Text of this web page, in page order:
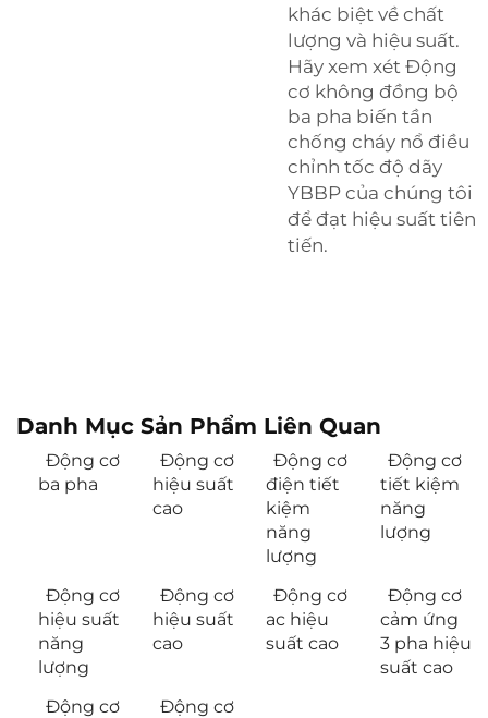
khác biệt về chất
lượng và hiệu suất.
Hãy xem xét Động
cơ không đồng bộ
ba pha biến tần
chống cháy nổ điều
chỉnh tốc độ dãy
YBBP của chúng tôi
để đạt hiệu suất tiên
tiến.
Danh Mục Sản Phẩm Liên Quan
Động cơ
ba pha
Động cơ
hiệu suất
cao
Động cơ
điện tiết
kiệm
năng
lượng
Động cơ
tiết kiệm
năng
lượng
Động cơ
hiệu suất
năng
lượng
Động cơ
hiệu suất
cao
Động cơ
ac hiệu
suất cao
Động cơ
cảm ứng
3 pha hiệu
suất cao
Động cơ
Động cơ